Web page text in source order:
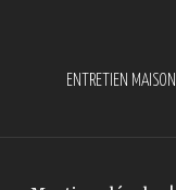
ENTRETIEN MAISON